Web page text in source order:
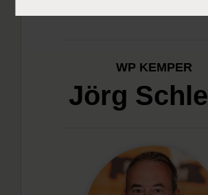
WP KEMPER
Jörg